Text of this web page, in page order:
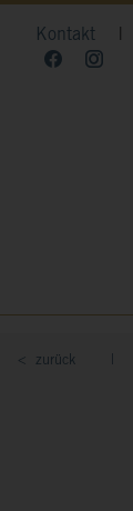
Kontakt
< zurück